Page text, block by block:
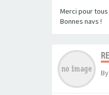
Merci pour
Bonnes navs !
By